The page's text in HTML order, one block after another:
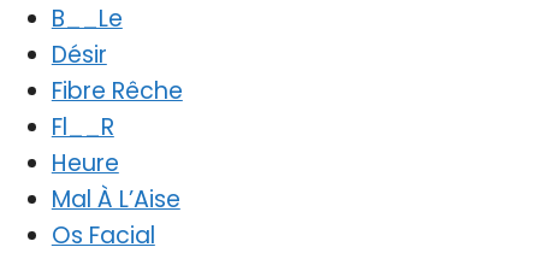
B__Le
Désir
Fibre Rêche
Fl__R
Heure
Mal À L’Aise
Os Facial